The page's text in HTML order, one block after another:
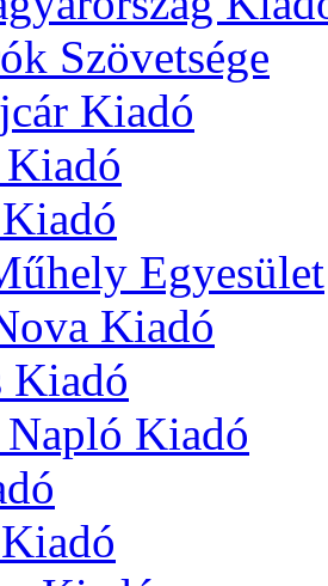
Szövetsége
Kiadó
Egyesület
Kiadó
Kiadó
Kiadó